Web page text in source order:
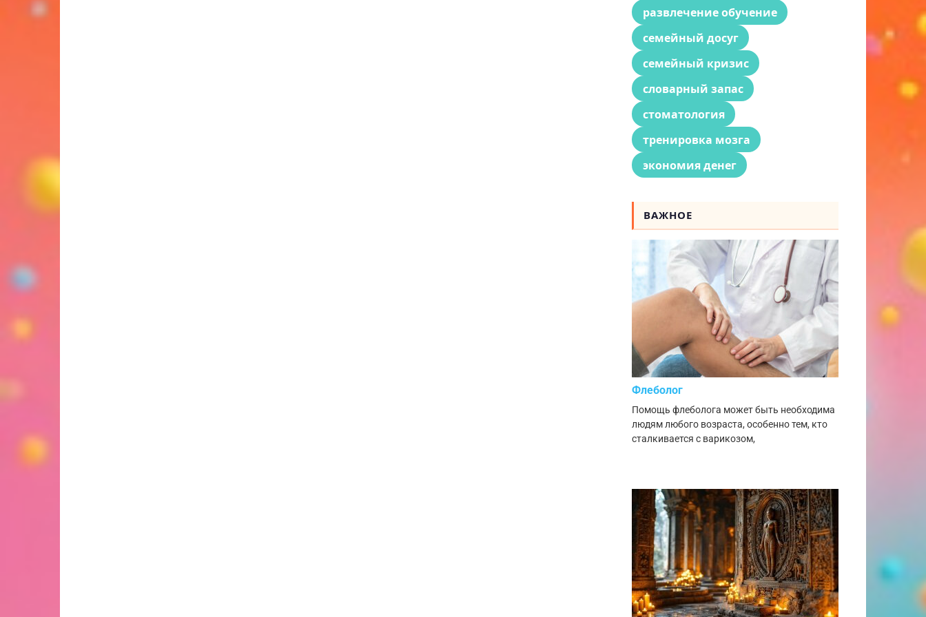
развлечение обучение
семейный досуг
семейный кризис
словарный запас
стоматология
тренировка мозга
экономия денег
ВАЖНОЕ
Флеболог
Помощь флеболога может быть необходима
людям любого возраста, особенно тем, кто
сталкивается с варикозом,